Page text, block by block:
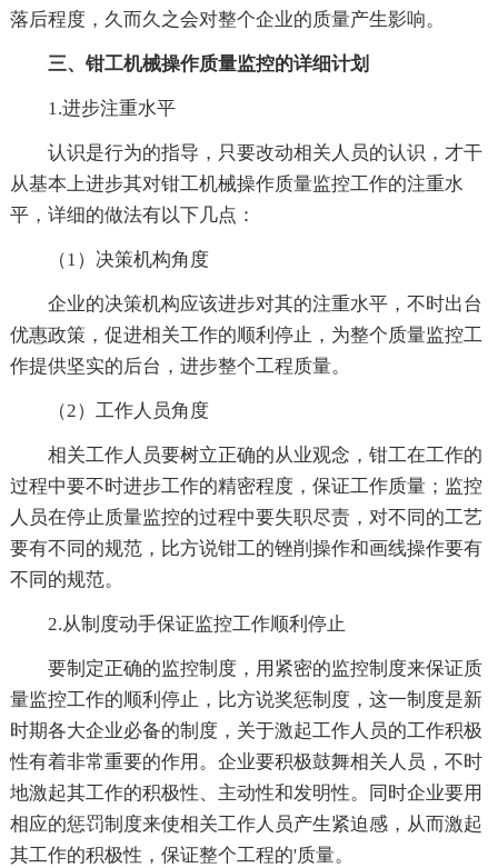
落后程度，久而久之会对整个企业的质量产生影响。
三、钳工机械操作质量监控的详细计划
1.进步注重水平
认识是行为的指导，只要改动相关人员的认识，才干
从基本上进步其对钳工机械操作质量监控工作的注重水
平，详细的做法有以下几点：
（1）决策机构角度
企业的决策机构应该进步对其的注重水平，不时出台
优惠政策，促进相关工作的顺利停止，为整个质量监控工
作提供坚实的后台，进步整个工程质量。
（2）工作人员角度
相关工作人员要树立正确的从业观念，钳工在工作的
过程中要不时进步工作的精密程度，保证工作质量；监控
人员在停止质量监控的过程中要失职尽责，对不同的工艺
要有不同的规范，比方说钳工的锉削操作和画线操作要有
不同的规范。
2.从制度动手保证监控工作顺利停止
要制定正确的监控制度，用紧密的监控制度来保证质
量监控工作的顺利停止，比方说奖惩制度，这一制度是新
时期各大企业必备的制度，关于激起工作人员的工作积极
性有着非常重要的作用。企业要积极鼓舞相关人员，不时
地激起其工作的积极性、主动性和发明性。同时企业要用
相应的惩罚制度来使相关工作人员产生紧迫感，从而激起
其工作的积极性，保证整个工程的'质量。